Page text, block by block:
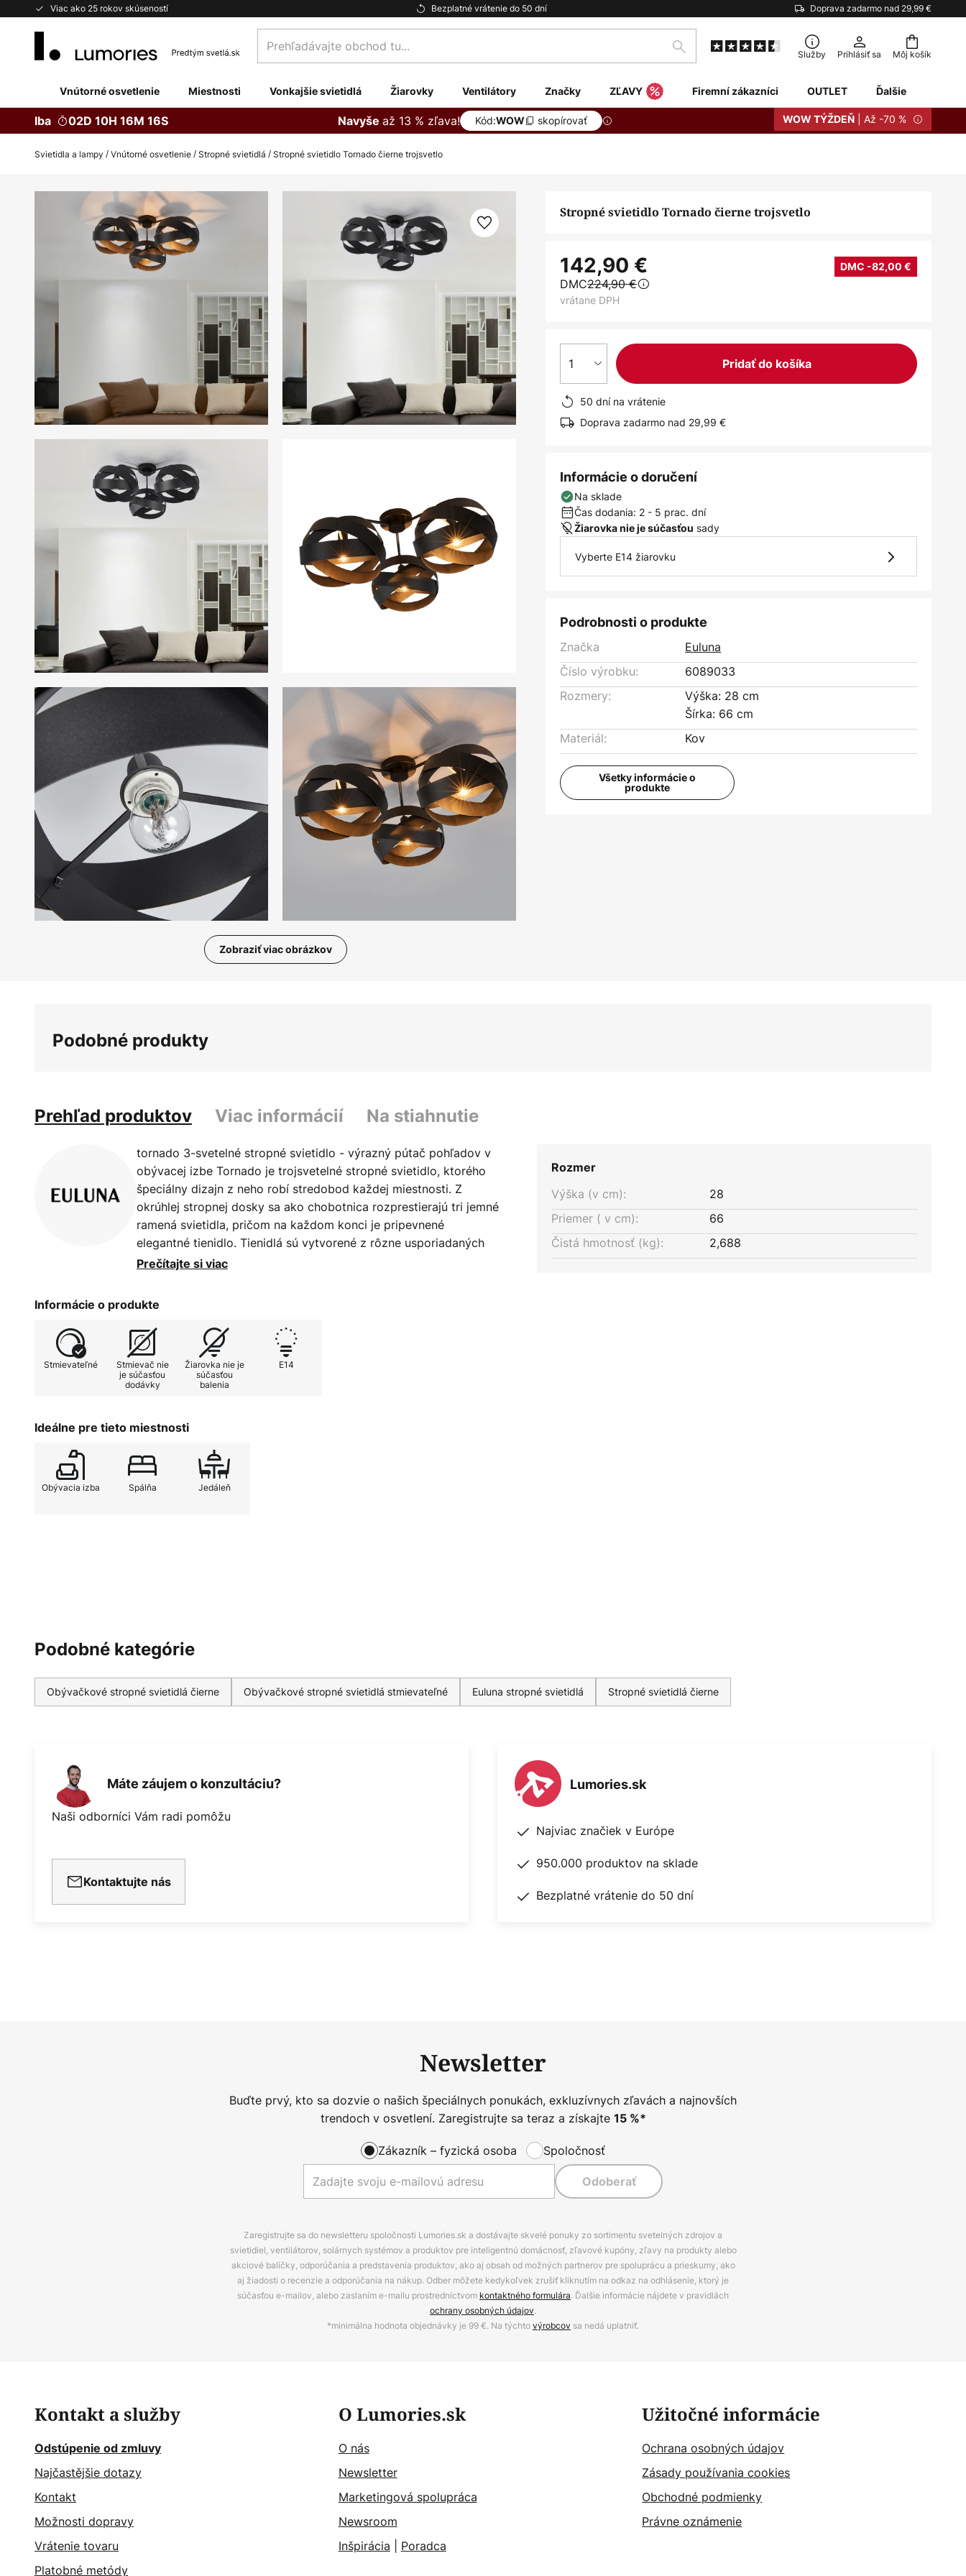
Viac ako 25 rokov skúseností Bezplatné vrátenie do 50 dní Doprava zadarmo nad 29,99 €
Skip
Môj košík
Prehľadávajte
obchod
Hľadať Služby Prihlásiť sa
Vnútorné osvetlenie Miestnosti Vonkajšie svietidlá Žiarovky Ventilátory Značky ZĽAVY Firemní zákazníci OUTLET Ďalšie
Iba 02D 10H 16M 15S Navyše až 13 % zľava! Kód:WOW skopírovať WOW TÝŽDEŇ | Až -70 %
Svietidla a lampy Vnútorné osvetlenie Stropné svietidlá Stropné svietidlo Tornado čierne trojsvetlo
Zobraziť viac obrázkov
obrázkov
Stropné svietidlo Tornado čierne trojsvetlo
142,90 € DMC -82,00 €
DMC224,90 €
vrátane DPH
1 Pridať do košíka
50 dní na vrátenie
Doprava zadarmo nad 29,99 €
Informácie o doručení
Na sklade
Čas dodania: 2 - 5 prac. dní
Žiarovka nie je súčasťou sady
Vyberte E14 žiarovku
Podrobnosti o produkte
Značka
Euluna
Číslo výrobku:
6089033
Rozmery:
Výška: 28 cm
Šírka: 66 cm
Materiál:
Kov
Všetky informácie o
produkte
Podobné produkty
Prehľad produktov Viac informácií Na stiahnutie
tornado 3-svetelné stropné svietidlo - výrazný pútač pohľadov v
obývacej izbe Tornado je trojsvetelné stropné svietidlo, ktorého
špeciálny dizajn z neho robí stredobod každej miestnosti. Z
okrúhlej stropnej dosky sa ako chobotnica rozprestierajú tri jemné
ramená svietidla, pričom na každom konci je pripevnené
elegantné tienidlo. Tienidlá sú vytvorené z rôzne usporiadaných
kovových pásikov, ktoré dodávajú svietidlu osobitý vzhľad.
stmievať aj prostredníctvom domácej prípojky.
Prečítajte si viac
Informácie o produkte
Stmievateľné
Stmievač nie
je súčasťou
dodávky
Žiarovka nie je
súčasťou
balenia
E14
Ideálne pre tieto miestnosti
Obývacia izba Spálňa Jedáleň
Rozmer
Výška (v cm):
28
Priemer ( v cm):
66
Čistá hmotnosť (kg):
2,688
Podobné kategórie
Obývačkové stropné svietidlá čierne Obývačkové stropné svietidlá stmievateľné Euluna stropné svietidlá Stropné svietidlá čierne
Máte záujem o konzultáciu?
Naši odborníci Vám radi pomôžu
Kontaktujte nás
Lumories.sk
Najviac značiek v Európe
950.000 produktov na sklade
Bezplatné vrátenie do 50 dní
Newsletter
Buďte prvý, kto sa dozvie o našich špeciálnych ponukách, exkluzívnych zľavách a najnovších
trendoch v osvetlení. Zaregistrujte sa teraz a získajte 15%*
Zákazník – fyzická osoba Spoločnosť
Odoberať
Zaregistrujte sa do newsletteru spoločnosti Lumories.sk a dostávajte skvelé ponuky zo sortimentu svetelných zdrojov a
svietidiel, ventilátorov, solárnych systémov a produktov pre inteligentnú domácnosť, zľavové kupóny, zľavy na produkty alebo
akciové balíčky, odporúčania a predstavenia produktov, ako aj obsah od možných partnerov pre spoluprácu a prieskumy, ako
aj žiadosti o recenzie a odporúčania na nákup. Odber môžete kedykoľvek zrušiť kliknutím na odkaz na odhlásenie, ktorý je
súčasťou e-mailov, alebo zaslaním e-mailu prostredníctvom kontaktného formulára. Ďalšie informácie nájdete v pravidlách
ochrany osobných údajov.
*minimálna hodnota objednávky je 99 €. Na týchtovýrobcov sa nedá uplatniť.
Kontakt a služby
Odstúpenie od zmluvy
Najčastějšie dotazy
Kontakt
Možnosti dopravy
Vrátenie tovaru
Platobné metódy
O Lumories.sk
O nás
Newsletter
Marketingová spolupráca
Newsroom
Inšpirácia
Poradca
Užitočné informácie
Ochrana osobných údajov
Zásady používania cookies
Obchodné podmienky
Právne oznámenie